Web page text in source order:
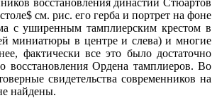
cм. рис. его герба и портрет на фоне
с уширенным тамплиерским крестом в
миниатюры в центре и слева) и многие
фактически все это было достаточно
восстановления Ордена тамплиеров. Во
свидетельства современников на
найдены.